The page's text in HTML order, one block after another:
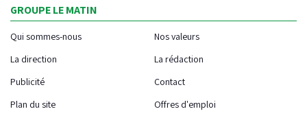
GROUPE LE MATIN
Qui sommes-nous
Nos valeurs
La direction
La rédaction
Publicité
Contact
Plan du site
Offres d'emploi